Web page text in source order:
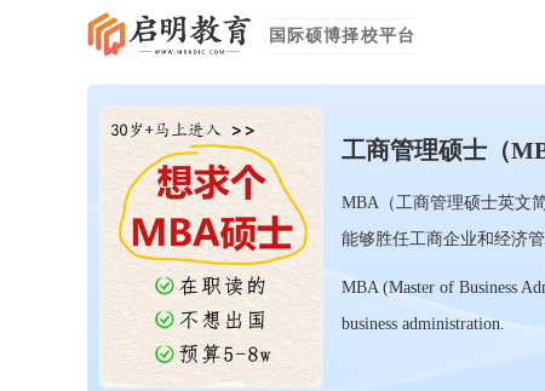
国际硕博择校平台
工商管理硕士（
MBA（工商管理硕士英文
能够胜任工商企业和经济
MBA (Master of Business
business administration.